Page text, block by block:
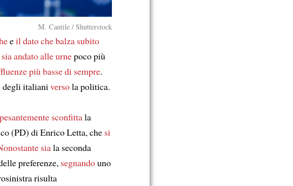
M. Cantile / Shutterstock
eil dato che balza subito
sia andato alle urnepoco più
più basse di sempre.
degli italiani versola politica.
sconfittala
(PD) di Enrico Letta, che si
siala seconda
preferenze, segnandouno
risulta